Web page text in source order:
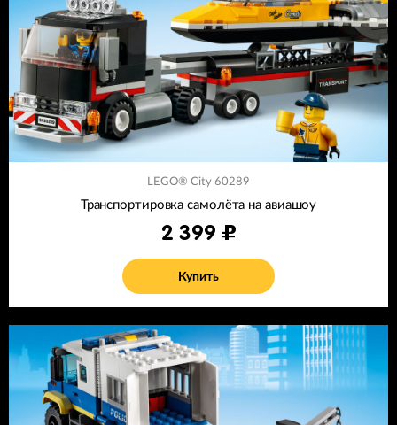
LEGO® City 60289
Транспортировка самолёта на авиашоу
2 399
Купить